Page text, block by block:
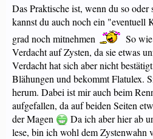
Das Praktische ist, wenn du so
kannst du auch noch ein "eventuell
grad noch mitnehmen
So
Verdacht auf Zysten, da sie etwas
Verdacht hat sich aber nicht
Blähungen und bekommt Flatulex.
herum. Dabei ist mir auch beim
aufgefallen, da auf beiden Seiten
der Magen
Da ich aber hier ab
lese, bin ich wohl dem Zystenwahn